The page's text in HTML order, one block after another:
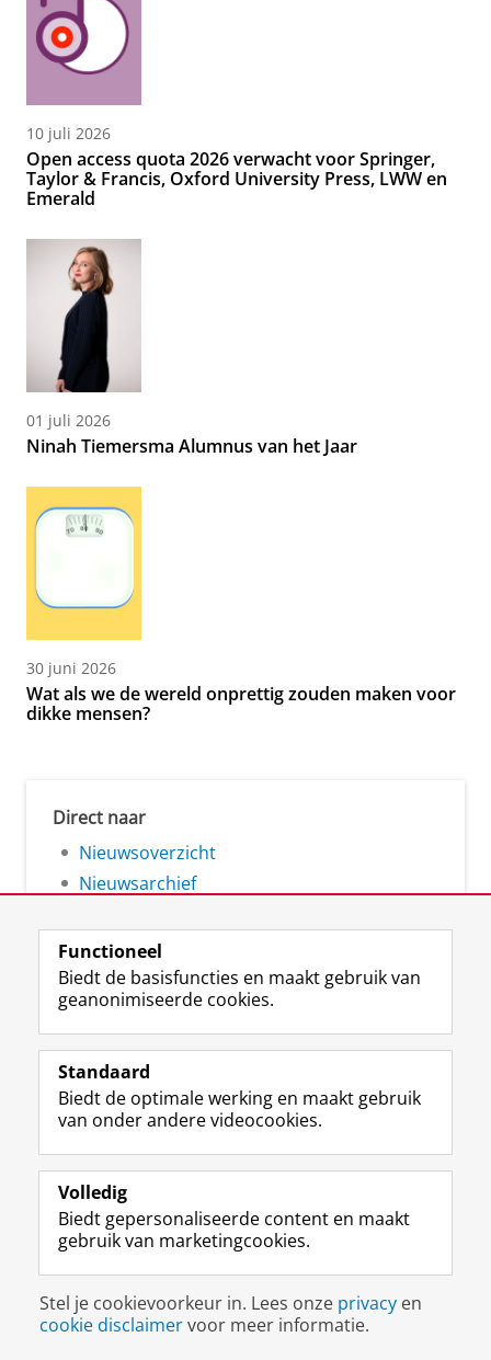
10 juli 2026
Open access quota 2026 verwacht voor Springer,
Taylor & Francis, Oxford University Press, LWW en
Emerald
01 juli 2026
Ninah Tiemersma Alumnus van het Jaar
30 juni 2026
Wat als we de wereld onprettig zouden maken voor
dikke mensen?
Direct naar
Nieuwsoverzicht
Nieuwsarchief
Volg de RUG
F
a
e
b
o
p
a
i
n
a
L
i
k
e
I
-
p
g
i
n
R
S
-
f
e
R
k
s
u
I
n
t
r
m
c
c
o
Y
o
T
e
k
a
a
Studiekiezers
Alumni
Over ons
Disclaimer & Copyright
Inloggen
Functioneel
Biedt de basisfuncties en maakt gebruik van
geanonimiseerde cookies.
Standaard
Biedt de optimale werking en maakt gebruik
van onder andere videocookies.
Volledig
Biedt gepersonaliseerde content en maakt
gebruik van marketingcookies.
Stel je cookievoorkeur in. Lees onze privacy en
cookie disclaimervoor meer informatie.